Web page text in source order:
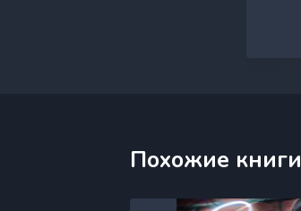
Похожие книги